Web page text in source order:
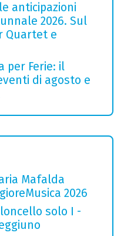
anticipazioni
2026. Sul
Quartet e
per Ferie: il
di agosto e
Mafalda
2026
solo I -